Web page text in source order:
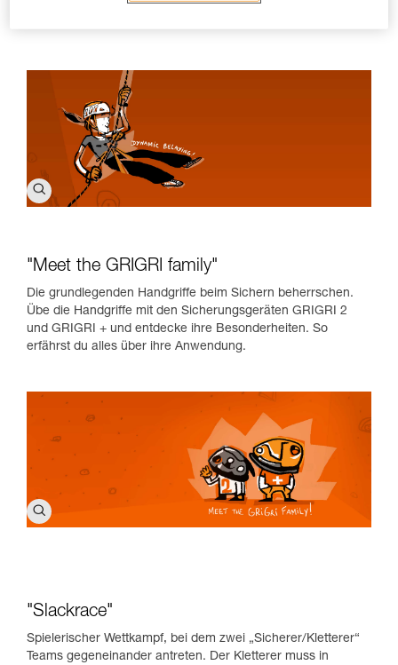
richtigen Reflexe an, um den Sturz deines Partners sicher
"Meet the GRIGRI family"
Die grundlegenden Handgriffe beim Sichern beherrschen.
Übe die Handgriffe mit den Sicherungsgeräten GRIGRI 2
und GRIGRI + und entdecke ihre Besonderheiten. So
erfährst du alles über ihre Anwendung.
"Slackrace"
Spielerischer Wettkampf, bei dem zwei „Sicherer/Kletterer“
Teams gegeneinander antreten. Der Kletterer muss in